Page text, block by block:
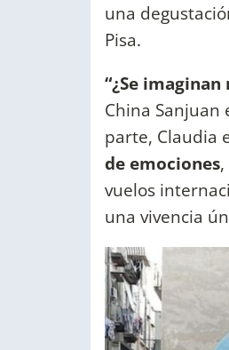
una
Pisa.
“¿Se
China
parte, Claudia
de emociones
vuelos
una vivencia